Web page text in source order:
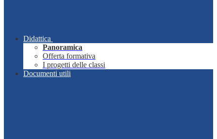
Didattica
Panoramica
Offerta formativa
I progetti delle classi
Documenti utili